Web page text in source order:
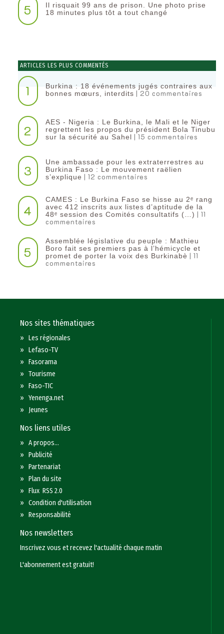
5
Il risquait 99 ans de prison. Une photo prise
18 minutes plus tôt a tout changé
ARTICLES LES PLUS COMMENTÉS
1
Burkina : 18 événements jugés contraires aux
bonnes mœurs, interdits | 20 commentaires
2
AES - Nigeria : Le Burkina, le Mali et le Niger
regrettent les propos du président Bola Tinubu
sur la sécurité au Sahel | 15 commentaires
3
Une ambassade pour les extraterrestres au
Burkina Faso : Le mouvement raëlien
s’explique | 12 commentaires
4
CAMES : Le Burkina Faso se hisse au 2ᵉ rang
avec 412 inscrits aux listes d’aptitude de la
48ᵉ session des Comités consultatifs (…) | 11
commentaires
5
Assemblée législative du peuple : Mathieu
Boro fait ses premiers pas à l’hémicycle et
promet de porter la voix des Burkinabè | 11
commentaires
Nos sites thématiques
»Les régionales
»Lefaso-TV
»Fasorama
»Tourisme
»Faso-TIC
»Yenenga.net
» Jeunes
Nos liens utiles
»A propos...
»Publicité
»Partenariat
»Plan du site
»Flux RSS 2.0
»Condition d'utilisation
»Responsabilité
Nos newsletters
Inscrivez vous et recevez l'actualité chaque matin
L'abonnement est gratuit!